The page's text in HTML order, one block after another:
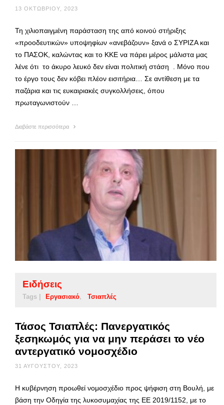
13 ΟΚΤΩΒΡΊΟΥ, 2023
Τη χιλιοπαιγμένη παράσταση της από κοινού στήριξης
«προοδευτικών» υποψηφίων «ανεβάζουν» ξανά ο ΣΥΡΙΖΑ και
το ΠΑΣΟΚ, καλώντας και το ΚΚΕ να πάρει μέρος μάλιστα μας
λένε ότι το άκυρο λευκό δεν είναι πολιτική στάση . Μόνο που
το έργο τους δεν κόβει πλέον εισιτήρια… Σε αντίθεση με τα
παζάρια και τις ευκαιριακές συγκολλήσεις, όπου
πρωταγωνιστούν …
Διαβάστε περισσότερα
Ειδήσεις
Tags | Εργασιακό Τσιαπλές
Τάσος Τσιαπλές: Πανεργατικός
ξεσηκωμός για να μην περάσει το νέο
αντεργατικό νομοσχέδιο
31 ΑΥΓΟΎΣΤΟΥ, 2023
Η κυβέρνηση προωθεί νομοσχέδιο προς ψήφιση στη Βουλή, με
βάση την Οδηγία της λυκοσυμαχίας της ΕΕ 2019/1152, με το